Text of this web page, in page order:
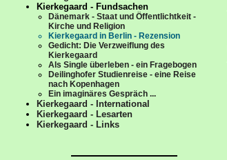
Kierkegaard - Fundsachen
Dänemark - Staat und Öffentlichtkeit -
Kirche und Religion
Kierkegaard in Berlin - Rezension
Gedicht: Die Verzweiflung des
Kierkegaard
Als Single überleben - ein Fragebogen
Deilinghofer Studienreise - eine Reise
nach Kopenhagen
Ein imaginäres Gespräch ...
Kierkegaard - International
Kierkegaard - Lesarten
Kierkegaard - Links